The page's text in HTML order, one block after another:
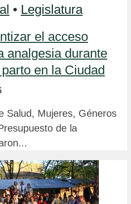
• Legislatura
el acceso
analgesia durante
en la Ciudad
Salud, Mujeres, Géneros
de la